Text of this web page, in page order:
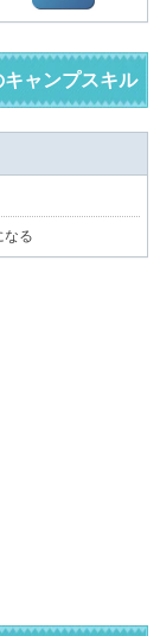
ャンプスキル
なる